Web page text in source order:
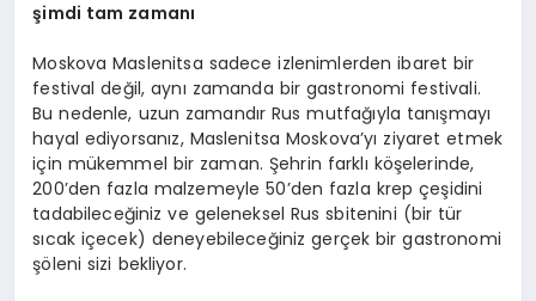
şimdi tam zamanı
Moskova Maslenitsa sadece izlenimlerden ibaret bir
festival değil, aynı zamanda bir gastronomi festivali.
Bu nedenle, uzun zamandır Rus mutfağıyla tanışmayı
hayal ediyorsanız, Maslenitsa Moskova’yı ziyaret etmek
için mükemmel bir zaman. Şehrin farklı köşelerinde,
200’den fazla malzemeyle 50’den fazla krep çeşidini
tadabileceğiniz ve geleneksel Rus sbitenini (bir tür
sıcak içecek) deneyebileceğiniz gerçek bir gastronomi
şöleni sizi bekliyor.